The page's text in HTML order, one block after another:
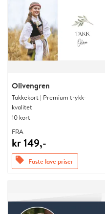
Olivengren
Takkekort | Premium trykk-
kvalitet
10 kort
FRA
kr 149,-
offers Faste lave priser